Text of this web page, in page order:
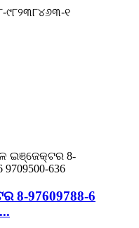
୯୮୨୩୮୪୬୩-୧
97609788-6